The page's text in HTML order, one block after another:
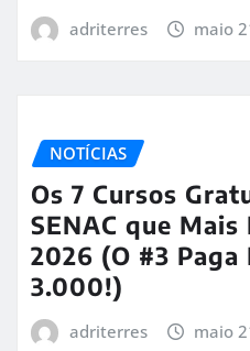
adriterres maio
NOTÍCIAS
Os 7 Cursos
SENAC que
2026 (O #3 Paga
3.000!)
adriterres maio